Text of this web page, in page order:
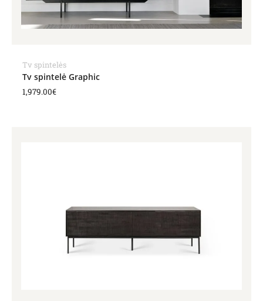
Tv spintelės
Tv spintelė Graphic
1,979.00€